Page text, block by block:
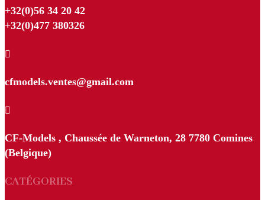
+32(0)56 34 20 42
+32(0)477 380326

cfmodels.ventes@gmail.com

CF-Models , Chaussée de Warneton, 28 7780 Comines
(Belgique)
CATÉGORIES